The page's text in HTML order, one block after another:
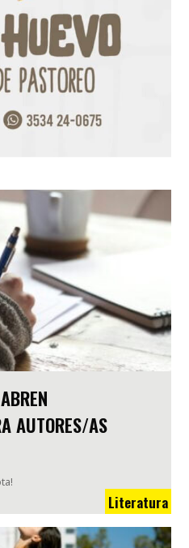
AUTORES/AS
Literatura